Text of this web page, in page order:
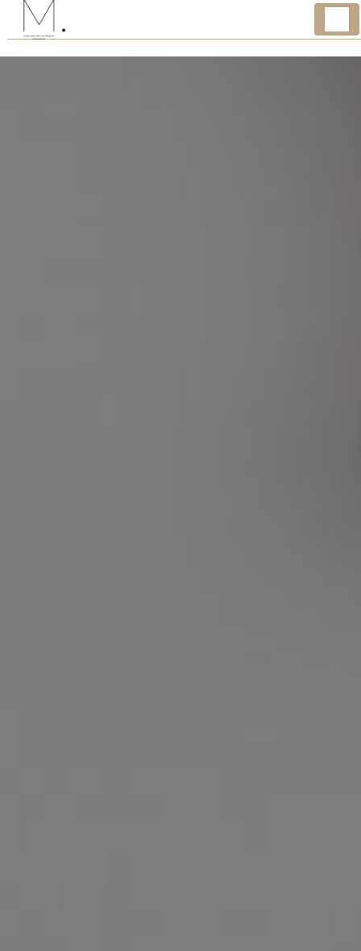
Panneau de gestion des cookies